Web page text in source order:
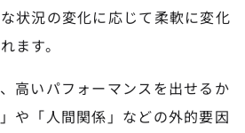
状況の変化に応じて柔軟に変化
ます。
高いパフォーマンスを出せるか
や「人間関係」などの外的要因